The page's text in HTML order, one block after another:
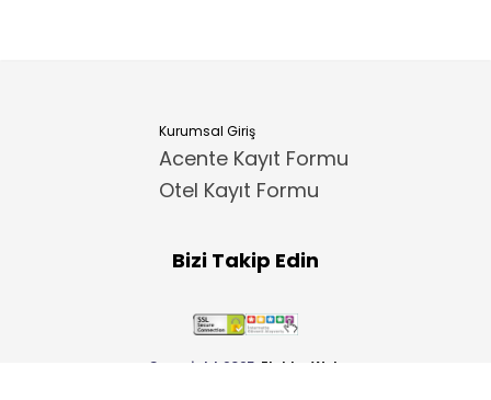
Kurumsal Giriş
Acente Kayıt Formu
Otel Kayıt Formu
Bizi Takip Edin
Copyright 2025 ElektraWeb